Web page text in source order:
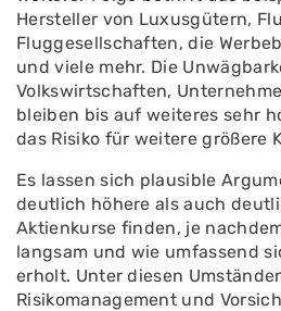
Hersteller von Luxusgütern,
Fluggesellschaften, die
und viele mehr. Die
Volkswirtschaften,
bleiben bis auf weiteres sehr
das Risiko für weitere größere
Es lassen sich plausible
deutlich höhere als auch
Aktienkurse finden, je
langsam und wie umfassend
erholt. Unter diesen
Risikomanagement und